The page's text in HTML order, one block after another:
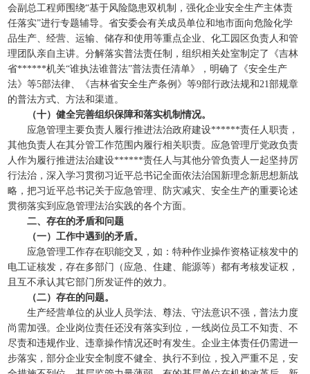
会副总工程师围绕“基于风险隐患双机制，强化企业安全生产主体责
任落实”进行专题辅导。省安委会有关成员单位和地市面向危险化学
品生产、经营、运输、储存和使用等重点企业、化工园区负责人和管
理团队亲自主讲。分解落实普法责任制，组织相关处室制定了《吉林
省******机关“谁执法谁普法”普法责任清单》，明确了《安全生产
法》等5部法律、《吉林省安全生产条例》等9部行政法规和21部规章
的普法方式、方法和渠道。
（十）健全完善组织保障和落实机制情况。
应急管理主要负责人履行推进法治政府建设******责任人职责，
其他负责人在其分管工作范围内履行相关职责。应急管理厅党政负责
人作为履行推进法治建设******责任人与其他分管负责人一起坚持厉
行法治，深入学习贯彻习近平总书记全面依法治国新理念新思想新战
略，把习近平总书记关于应急管理、防灾减灾、安全生产的重要论述
贯彻落实到应急管理法治实践的各个方面。
二、存在的矛盾和问题
（一）工作中遇到的矛盾。
应急管理工作存在职能交叉，如：特种作业操作资格证核发中的
电工证核发，存在多部门（应急、住建、能源等）都有考核发证权，
且互不承认其它部门所发证件的效力。
（二）存在的问题。
生产经营单位的从业人员学法、尊法、守法意识不强，普法力度
尚需加强。企业岗位责任还没有落实到位，一线岗位员工不知责、不
尽责和违规作业、违章操作情况还时有发生。企业主体责任仍需进一
步落实，部分企业安全制度不健全、执行不到位，投入严重不足，安